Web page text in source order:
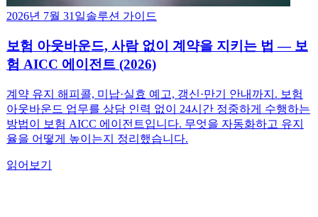
2026년 7월 31일솔루션 가이드
보험 아웃바운드, 사람 없이 계약을 지키는 법 — 보
험 AICC 에이전트 (2026)
계약 유지 해피콜, 미납·실효 예고, 갱신·만기 안내까지. 보험
아웃바운드 업무를 상담 인력 없이 24시간 정중하게 수행하는
방법이 보험 AICC 에이전트입니다. 무엇을 자동화하고 유지
율을 어떻게 높이는지 정리했습니다.
읽어보기